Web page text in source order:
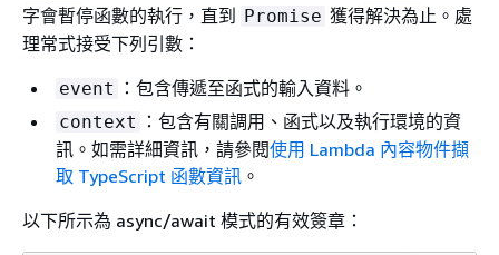
字會暫停函數的執行，直到 Promise 獲得解決為止。處
理常式接受下列引數：
event ：包含傳遞至函式的輸入資料。
context
：包含有關調用、函式以及執行環境的資
訊。如需詳細資訊，請參閱使用 Lambda 內容物件擷
取 TypeScript 函數資訊 。
以下所示為 async/await 模式的有效簽章：